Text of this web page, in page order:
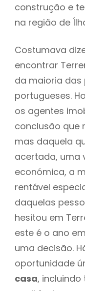
construção e
na região de
Costumava
encontrar
da maioria das
portugueses.
os agentes
conclusão que
mas daquela
acertada, uma
económica, a
rentável
daquelas
hesitou em
este é o ano
uma decisão.
oportunidade
casa,